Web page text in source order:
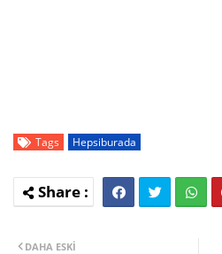
Tags Hepsiburada
DAHA ESKI